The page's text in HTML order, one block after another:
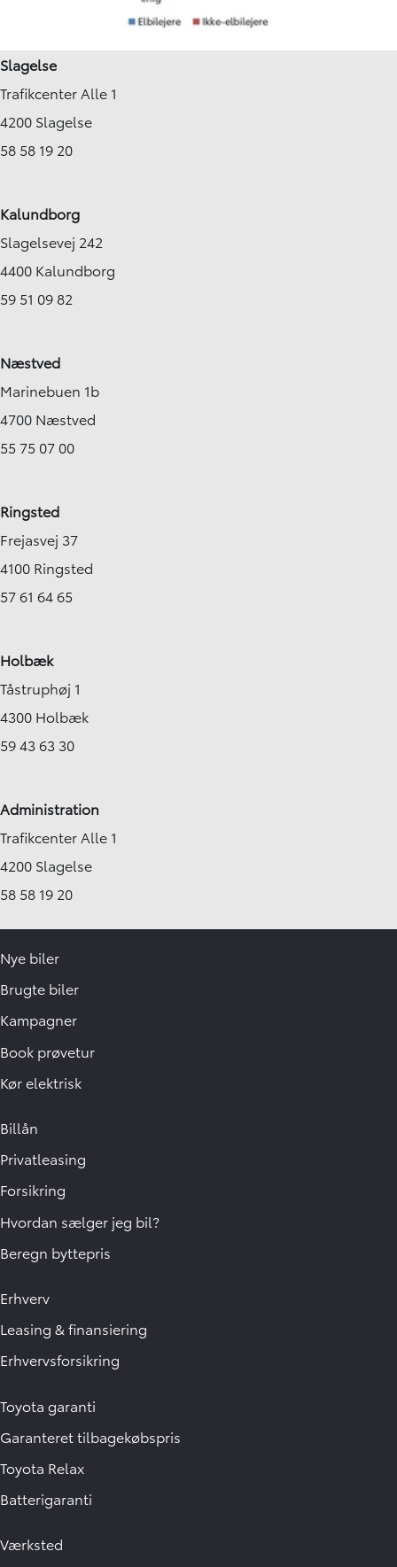
Slagelse
Trafikcenter Alle 1
4200 Slagelse
58 58 19 20
Kalundborg
Slagelsevej 242
4400 Kalundborg
59 51 09 82
Næstved
Marinebuen 1b
4700 Næstved
55 75 07 00
Ringsted
Frejasvej 37
4100 Ringsted
57 61 64 65
Holbæk
Tåstruphøj 1
4300 Holbæk
59 43 63 30
Administration
Trafikcenter Alle 1
4200 Slagelse
58 58 19 20
Nye biler
Brugte biler
Kampagner
Book prøvetur
Kør elektrisk
Billån
Privatleasing
Forsikring
Hvordan sælger jeg bil?
Beregn byttepris
Erhverv
Leasing & finansiering
Erhvervsforsikring
Toyota garanti
Garanteret tilbagekøbspris
Toyota Relax
Batterigaranti
Værksted